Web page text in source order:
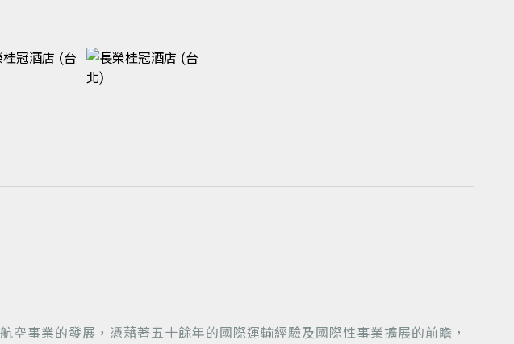
空事業的發展，憑藉著五十餘年的國際運輸經驗及國際性事業擴展的前瞻，